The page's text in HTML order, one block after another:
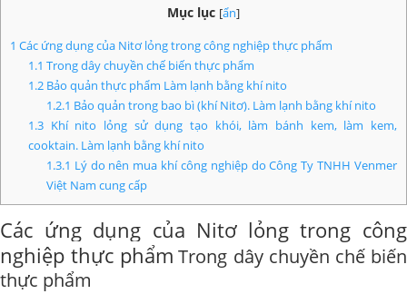
Mục lục [ẩn]
1 Các ứng dụng của Nitơ lỏng trong công nghiệp thực phẩm
1.1 Trong dây chuyền chế biến thực phẩm
1.2Bảo quản thực phẩm Làm lạnh bằng khí nito
1.2.1 Bảo quản trong bao bì (khí Nitơ). Làm lạnh bằng khí nito
1.3Khí nito lỏng sử dụng tạo khói, làm bánh kem, làm kem,
cooktain. Làm lạnh bằng khí nito
1.3.1 Lý do nên mua khí công nghiệp do Công Ty TNHH Venmer
Việt Nam cung cấp
Các ứng dụng của Nitơ lỏng trong công
nghiệp thực phẩm Trong dây chuyền chế biến
thực phẩm